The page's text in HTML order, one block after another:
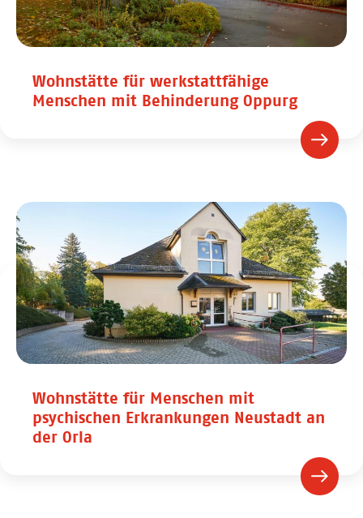
Wohnstätte für werkstattfähige
Menschen mit Behinderung Oppurg
Wohnstätte für Menschen mit
psychischen Erkrankungen Neustadt an
der Orla